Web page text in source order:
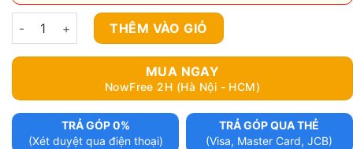
Bình shisha M1 mới về số lượng
THÊM VÀO GIỎ
MUA NGAY
NowFree 2H (Hà Nội - HCM)
TRẢ GÓP 0%
(Xét duyệt qua điện thoại)
TRẢ GÓP QUA THẺ
(Visa, Master Card, JCB)